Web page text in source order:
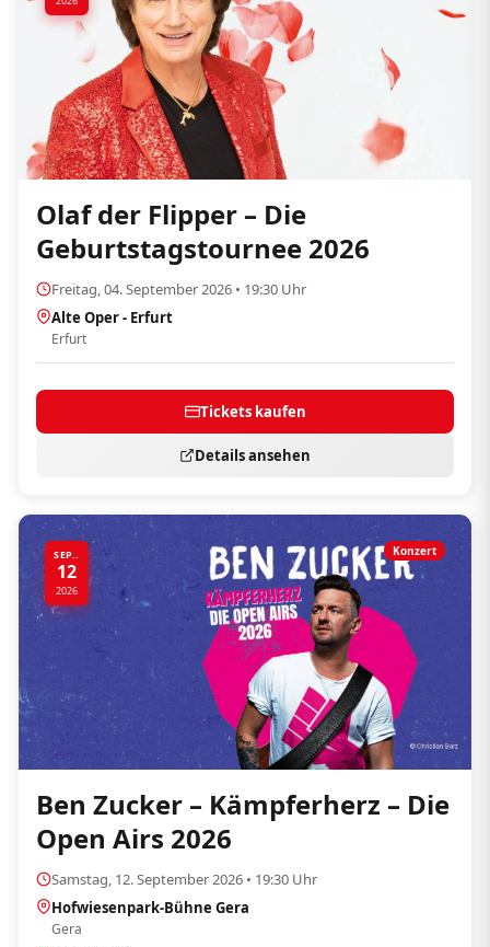
Olaf der Flipper – Die
Geburtstagstournee 2026
Freitag, 04. September 2026 • 19:30 Uhr
Alte Oper - Erfurt
Erfurt
Tickets kaufen
Details ansehen
SEP..
12
2026
Konzert
Ben Zucker – Kämpferherz – Die
Open Airs 2026
Samstag, 12. September 2026 • 19:30 Uhr
Hofwiesenpark-Bühne Gera
Gera